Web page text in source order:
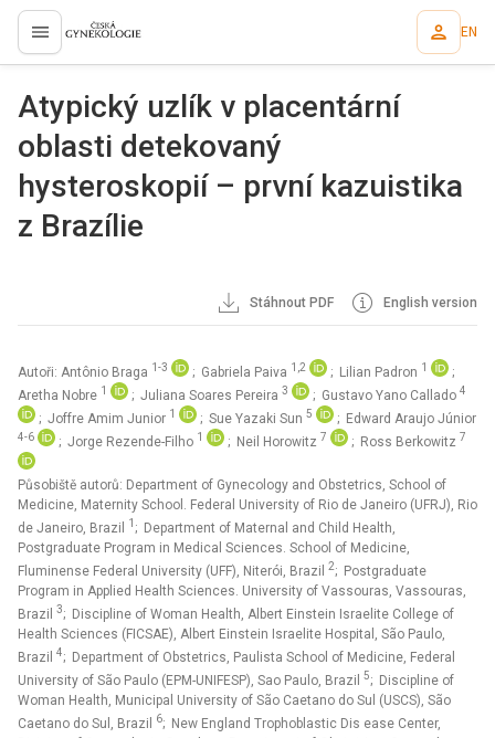
proLékaře.cz EN
Atypický uzlík v placentární
oblasti detekovaný
hysteroskopií – první kazuistika
z Brazílie
Stáhnout PDF English version
Autoři: Antônio Braga 1-3 ; Gabriela Paiva 1,2 ; Lilian Padron 1
;
Aretha Nobre 1 ; Juliana Soares Pereira 3 ; Gustavo Yano Callado 4
; Joffre Amim Junior 1 ; Sue Yazaki Sun 5 ; Edward Araujo Júnior
4-6 ; Jorge Rezende-Filho 1 ; Neil Horowitz 7 ; Ross Berkowitz 7
Působiště autorů: Department of Gynecology and Obstetrics, School of
Medicine, Maternity School. Federal University of Rio de Janeiro (UFRJ), Rio
de Janeiro, Brazil
1 ; Department of Maternal and Child Health,
Postgraduate Program in Medical Sciences. School of Medicine,
Fluminense Federal University (UFF), Niterói, Brazil
2; Postgraduate
Program in Applied Health Sciences. University of Vassouras, Vassouras,
Brazil
3; Discipline of Woman Health, Albert Einstein Israelite College of
Health Sciences (FICSAE), Albert Einstein Israelite Hospital, São Paulo,
Brazil
4; Department of Obstetrics, Paulista School of Medicine, Federal
University of São Paulo (EPM-UNIFESP), Sao Paulo, Brazil
5; Discipline of
Woman Health, Municipal University of São Caetano do Sul (USCS), São
Caetano do Sul, Brazil
6; New England Trophoblastic Dis ease Center,